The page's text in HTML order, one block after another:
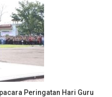
Peringatan Hari Guru